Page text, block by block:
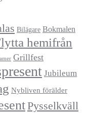
Bilägare Bokmalen
hemifrån
Grillfest
Jubileum
Nybliven förälder
Pysselkväll